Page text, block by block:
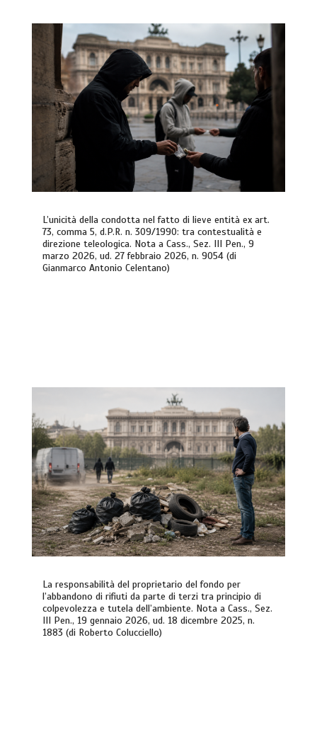
L’unicità della condotta nel fatto di lieve entità ex art.
73, comma 5, d.P.R. n. 309/1990: tra contestualità e
direzione teleologica. Nota a Cass., Sez. III Pen., 9
marzo 2026, ud. 27 febbraio 2026, n. 9054 (di
Gianmarco Antonio Celentano)
La responsabilità del proprietario del fondo per
l’abbandono di rifiuti da parte di terzi tra principio di
colpevolezza e tutela dell’ambiente. Nota a Cass., Sez.
III Pen., 19 gennaio 2026, ud. 18 dicembre 2025, n.
1883 (di Roberto Colucciello)